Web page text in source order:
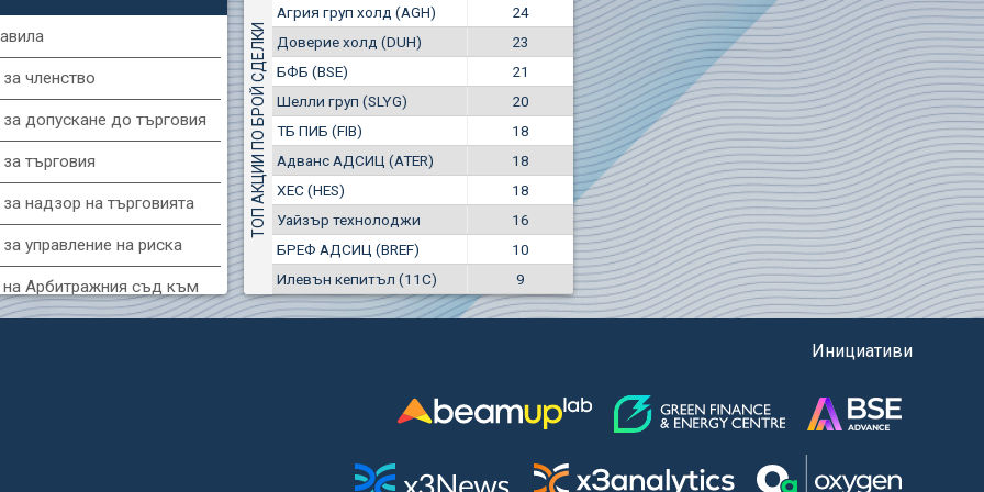
(MONB) Монбат
1 EUR
1 9753BGN
Корадо-БГ
3000
4 4984
Еврохолд България
1 1100EUR
2 1709BGN
Агрия груп холд (AGH)
29 244 EUR
57 196 BGN
+7.36%
8 7500EUR
1135 BGN
членство
допускане до търговия
търговия
надзор на търговията
управление на риска
на Арбитражния съд към
борса
регистрация и търговия
книжа
подаване на вътрешни
ТОП АКЦИИ ПО БРОЙ СДЕЛКИ
Агрия груп холд (AGH)
24
Доверие холд (DUH)
23
БФБ (BSE)
21
Шелли груп (SLYG)
20
ТБ ПИБ (FIB)
18
Адванс АДСИЦ (ATER)
18
ХЕС (HES)
18
Уайзър технолоджи
16
БРЕФ АДСИЦ (BREF)
10
Илевън кепитъл (11C)
9
Инициативи